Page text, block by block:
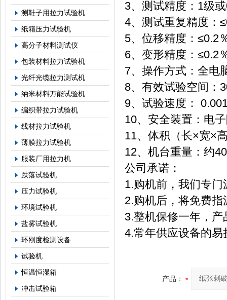
测鞋子用拉力试验机
纸箱压力试验机
高分子材料测试仪
包装材料拉力试验机
光纤光缆拉力测试机
纳米材料万能试验机
编织带拉力试验机
线材拉力试验机
薄膜拉力试验机
服装厂用拉力机
跌落试验机
压力试验机
环境试验机
盐雾试验机
环刚度检测设备
试验机
恒温恒湿箱
冲击试验箱
3、测试精度：1级
4、测试重复精度：
5、位移精度：≤0.2
6、变形精度：≤0.2
7、操作方式：全电
8、有效试验空间：
9、试验速度：
10、安全装置：电
11、体积（长×宽×
12、机台重量：约
公司承诺：
1.购机前，我们专
2.购机后，将免费
3.整机保修一年，产
4.常年供应设备的
产品：